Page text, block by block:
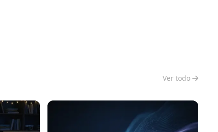
Ver todo